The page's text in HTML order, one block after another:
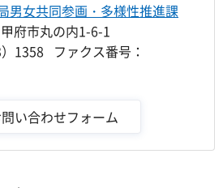
男女共同参画・多様性推進課
府市丸の内1-6-1
1358 ファクス番号：